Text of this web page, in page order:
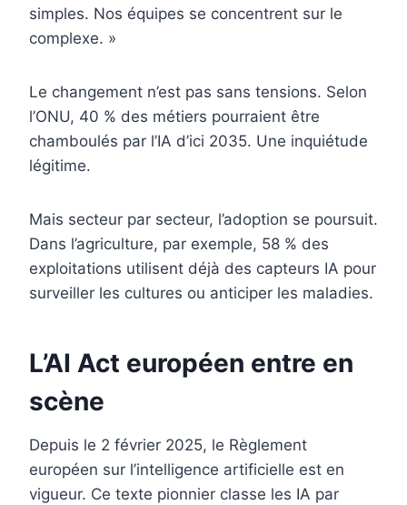
simples. Nos équipes se concentrent sur le
complexe. »
Le changement n’est pas sans tensions. Selon
l’ONU, 40 % des métiers pourraient être
chamboulés par l’IA d’ici 2035. Une inquiétude
légitime.
Mais secteur par secteur, l’adoption se poursuit.
Dans l’agriculture, par exemple, 58 % des
exploitations utilisent déjà des capteurs IA pour
surveiller les cultures ou anticiper les maladies.
L’AI Act européen entre en
scène
Depuis le 2 février 2025, le Règlement
européen sur l’intelligence artificielle est en
vigueur. Ce texte pionnier classe les IA par